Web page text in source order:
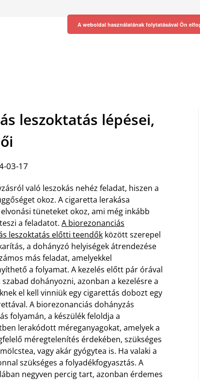
leszoktatás lépései,
03-17
való leszokás nehéz feladat, hiszen a
okoz. A cigaretta lerakása
tüneteket okoz, ami még inkább
a feladatot. A biorezonanciás
leszoktatás előtti teendők között szerepel
a dohányzó helyiségek átrendezése
más feladat, amelyekkel
a folyamat. A kezelés előtt pár órával
dohányozni, azonban a kezelésre a
el kell vinniük egy cigarettás dobozt egy
A biorezonanciás dohányzás
folyamán, a készülék feloldja a
lerakódott méreganyagokat, amelyek a
méregtelenítés érdekében, szükséges
vagy akár gyógytea is. Ha valaki a
szükséges a folyadékfogyasztás. A
negyven percig tart, azonban érdemes
A weboldal használatának folytatásával Ön